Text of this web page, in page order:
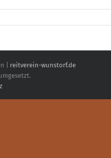
| reitverein-wunstorf.de